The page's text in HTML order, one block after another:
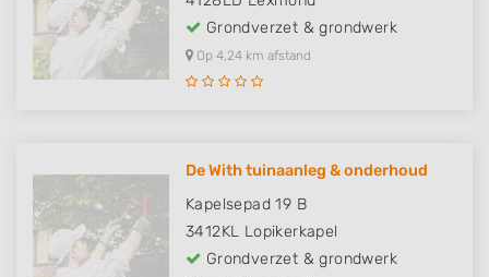
Grondverzet & grondwerk
Op 4,24 km afstand
De With tuinaanleg & onderhoud
Kapelsepad 19 B
3412KL Lopikerkapel
Grondverzet & grondwerk